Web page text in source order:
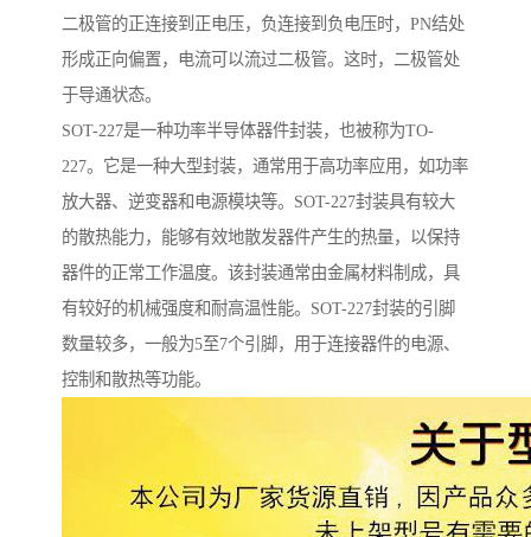
二极管的正连接到正电压，负连接到负电压时，PN结处
形成正向偏置，电流可以流过二极管。这时，二极管处
于导通状态。
SOT-227是一种功率半导体器件封装，也被称为TO-
227。它是一种大型封装，通常用于高功率应用，如功率
放大器、逆变器和电源模块等。SOT-227封装具有较大
的散热能力，能够有效地散发器件产生的热量，以保持
器件的正常工作温度。该封装通常由金属材料制成，具
有较好的机械强度和耐高温性能。SOT-227封装的引脚
数量较多，一般为5至7个引脚，用于连接器件的电源、
控制和散热等功能。